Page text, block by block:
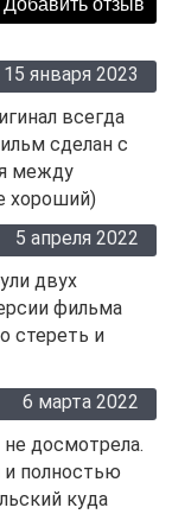
15 января 2023
всегда
сделан с
между
хороший)
5 апреля 2022
двух
фильма
стереть и
6 марта 2022
досмотрела.
и полностью
куда